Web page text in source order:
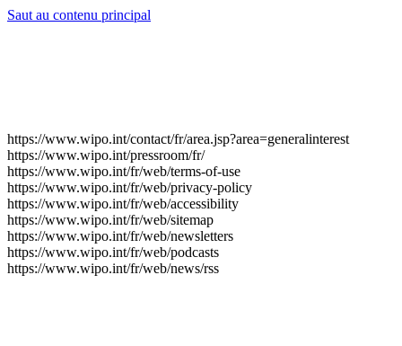
Saut au contenu principal
https://www.wipo.int/contact/fr/area.jsp?area=generalinterest
https://www.wipo.int/pressroom/fr/
https://www.wipo.int/fr/web/terms-of-use
https://www.wipo.int/fr/web/privacy-policy
https://www.wipo.int/fr/web/accessibility
https://www.wipo.int/fr/web/sitemap
https://www.wipo.int/fr/web/newsletters
https://www.wipo.int/fr/web/podcasts
https://www.wipo.int/fr/web/news/rss